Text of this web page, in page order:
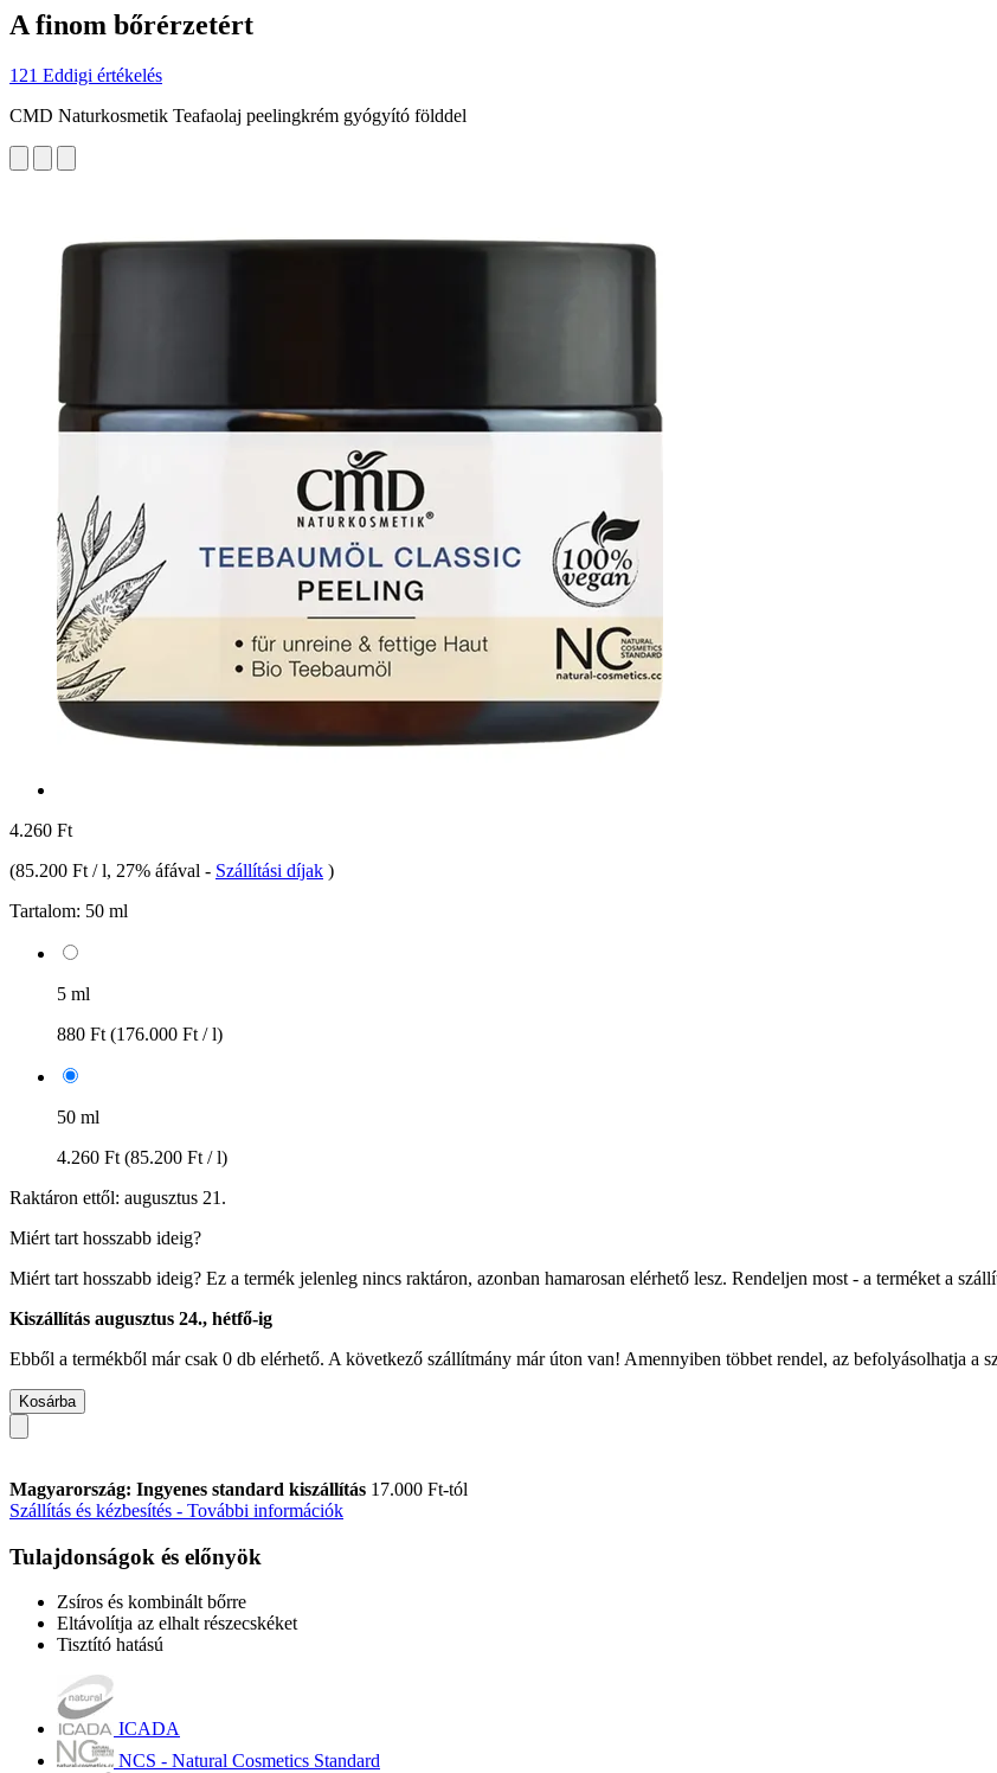
A finom bőrérzetért
121 Eddigi értékelés
CMD Naturkosmetik Teafaolaj peelingkrém gyógyító földdel
4.260 Ft
(85.200 Ft / l, 27% áfával - Szállítási díjak )
Tartalom: 50 ml
5 ml
880 Ft (176.000 Ft / l)
50 ml
4.260 Ft (85.200 Ft / l)
Raktáron ettől: augusztus 21.
Miért tart hosszabb ideig?
Miért tart hosszabb ideig? Ez a termék jelenleg nincs raktáron, azonban hamarosan elérhető lesz. Rendeljen most - a terméket a
Kiszállítás augusztus 24., hétfő-ig
Ebből a termékből már csak 0 db elérhető. A következő szállítmány már úton van! Amennyiben többet rendel, az befolyásolhatja a
Kosárba
Magyarország: Ingyenes standard kiszállítás 17.000 Ft-tól
Szállítás és kézbesítés - További információk
Tulajdonságok és előnyök
Zsíros és kombinált bőrre
Eltávolítja az elhalt részecskéket
Tisztító hatású
ICADA
NCS - Natural Cosmetics Standard